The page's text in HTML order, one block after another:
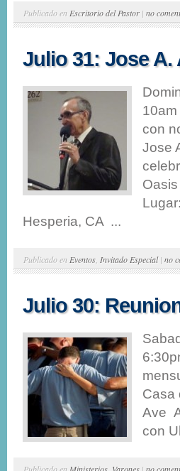
Publicado en Escritorio del Pastor | no
Julio 31: Jose A.
con
Jose
Hesperia, CA ...
Publicado en Eventos Invitado Especial| no
Julio 30:
Casa
Ave
con